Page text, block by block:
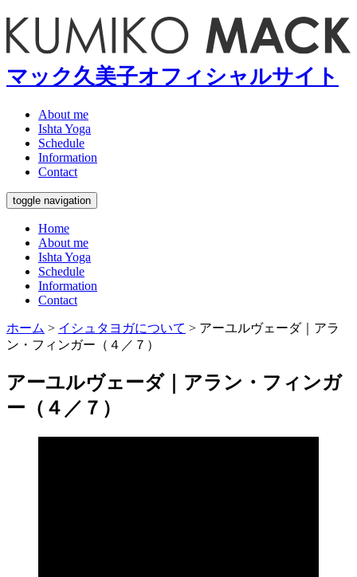
マック久美子オフィシャルサイト
About me
Ishta Yoga
Schedule
Information
Contact
toggle navigation
Home
About me
Ishta Yoga
Schedule
Information
Contact
ホーム > イシュタヨガについて > アーユルヴェーダ｜アラ
ン・フィンガー（４／７）
アーユルヴェーダ｜アラン・フィンガ
ー（４／７）